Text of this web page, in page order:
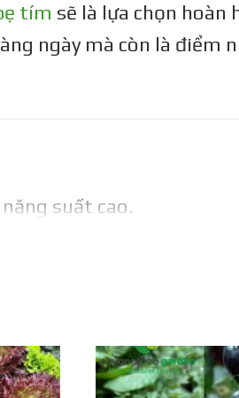
tím sẽ là lựa chọn hoàn
ngày mà còn là điểm
suất cao.